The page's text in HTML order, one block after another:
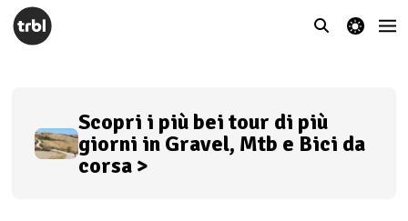
theme switcher
Scopri i più bei tour di più
giorni in Gravel, Mtb e Bici da
corsa >